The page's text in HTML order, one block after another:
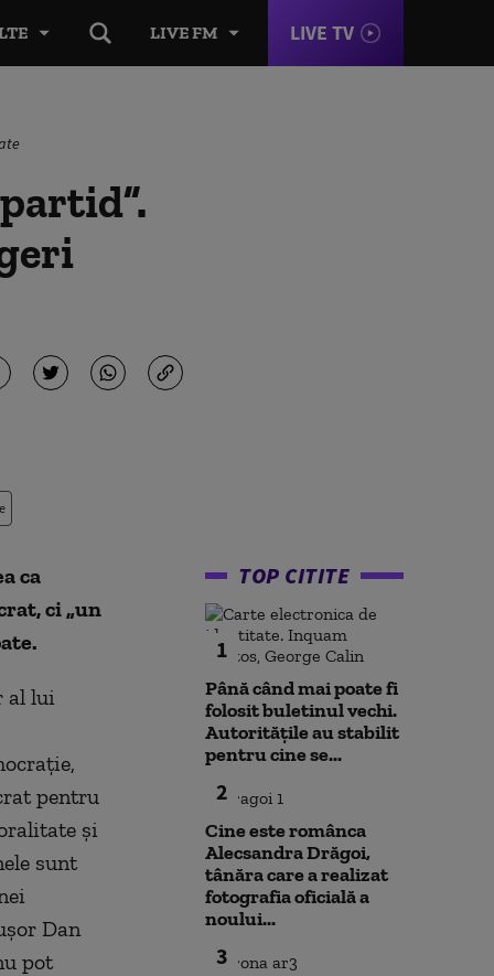
LIVE FM LIVE TV
ca
ci „un
al lui
pentru
şi
sunt
Dan
pot
TOP CITITE
1
Până când mai poate fi
folosit buletinul vechi.
Autoritățile au stabilit
pentru cine se...
2
Cine este românca
Alecsandra Drăgoi,
tânăra care a realizat
fotografia oficială a
noului...
3